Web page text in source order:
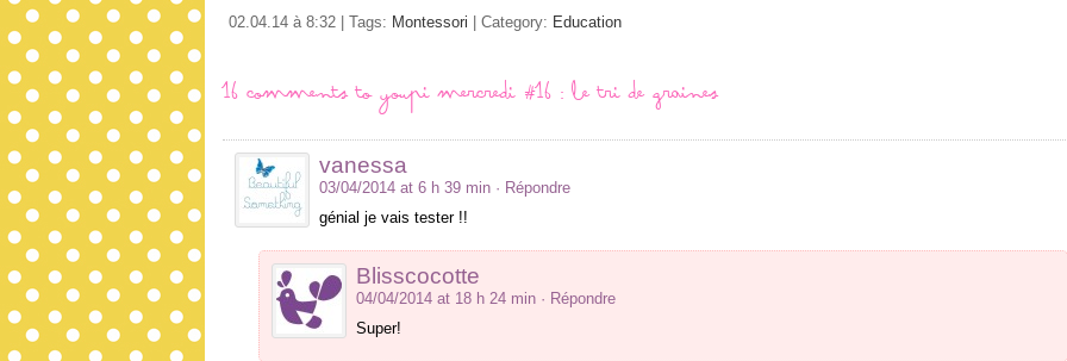
02.04.14 à 8:32 | Tags: Montessori | Category: Education
16 comments to youpi mercredi #16 : le tri de graines
vanessa
03/04/2014 at 6 h 39 min · Répondre
génial je vais tester !!
Blisscocotte
04/04/2014 at 18 h 24 min · Répondre
Super!